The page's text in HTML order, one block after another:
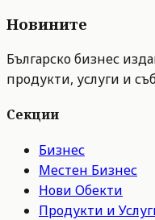
Новините
Българско бизнес
продукти, услуги и
Секции
Бизнес
Местен Бизнес
Нови Обекти
Продукти и